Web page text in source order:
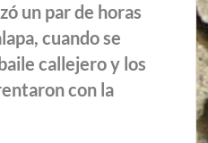
un par de horas
cuando se
callejero y los
con la